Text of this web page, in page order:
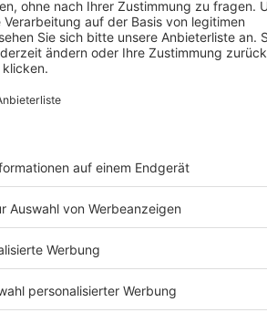
IT-Infrastruktur
werden (BYOD), stellen sich weitere
für die Arbeit verwendet werden,
und dürfen, etwa um sie zu drucken;
Kopien sollten nur in den
an, eine Mobile Device Management-
zu trennen (übrigens, auch bei IT des
von E-Mails in entsprechende